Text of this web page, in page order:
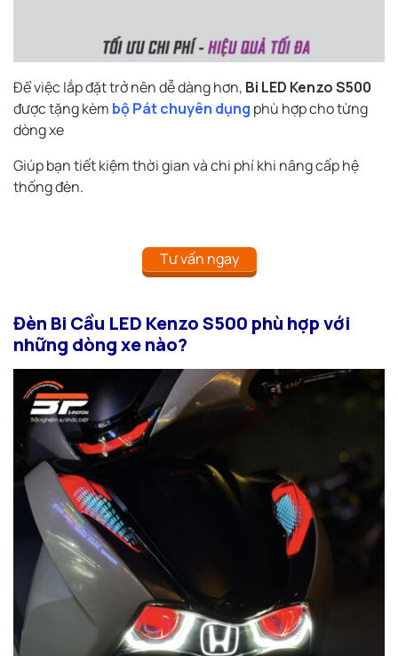
Để việc lắp đặt trở nên dễ dàng hơn, Bi LED Kenzo S500
được tặng kèm bộ Pát chuyên dụng phù hợp cho từng
dòng xe
Giúp bạn tiết kiệm thời gian và chi phí khi nâng cấp hệ
thống đèn.
Tư vấn ngay
Đèn Bi Cầu LED Kenzo S500 phù hợp với
những dòng xe nào?